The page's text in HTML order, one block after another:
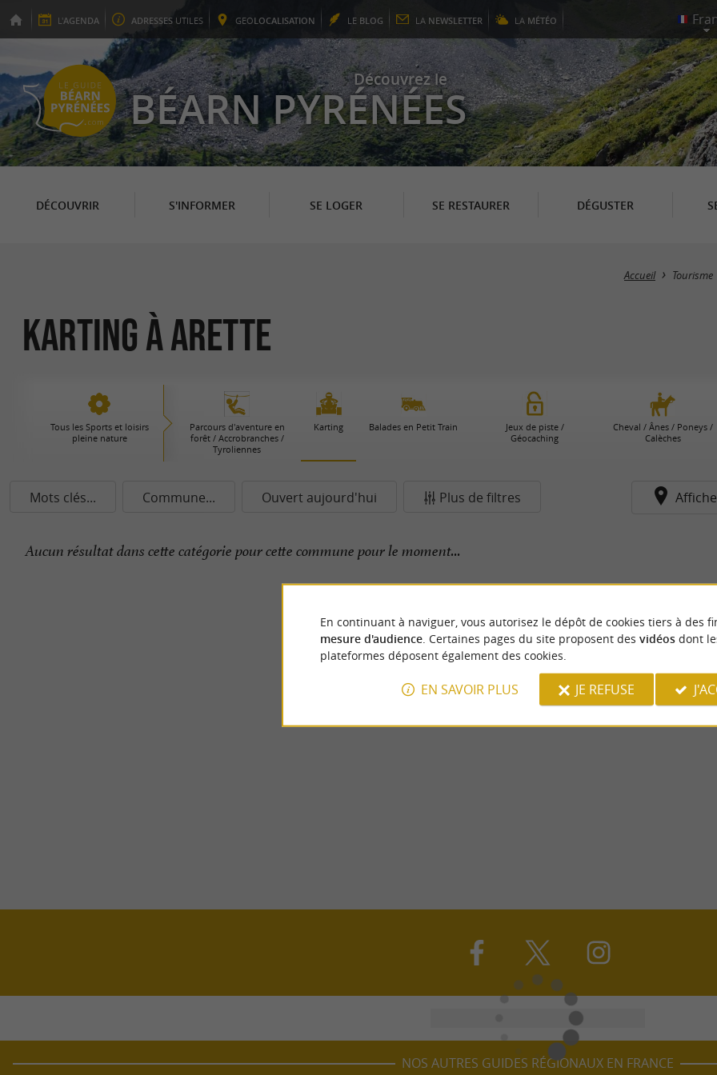
L'AGENDA ADRESSES UTILES GEOLOCALISATION LE BLOG LA NEWSLETTER LA MÉTÉO
Découvrez le
BÉARN PYRÉNÉES
DÉCOUVRIR S'INFORMER SE LOGER SE RESTAURER DÉGUSTER
Accueil Tourisme
Karting à Arette
Tous les Sports et loisirs
pleine nature
Parcours d'aventure en
forêt / Accrobranches /
Tyroliennes
Karting Balades en Petit Train
Jeux de piste /
Géocaching
Cheval / Ânes / Poneys /
Calèches
Mots clés... Commune... Ouvert aujourd'hui Plus de filtres
Aucun résultat dans cette catégorie pour cette commune pour le moment...
NOS AUTRES GUIDES RÉGIONAUX EN FRANCE
En continuant à naviguer, vous autorisez le dépôt de cookies tiers à des
mesure d'audience. Certaines pages du site proposent des vidéosdont
plateformes déposent également des cookies.
EN SAVOIR PLUS JE REFUSE